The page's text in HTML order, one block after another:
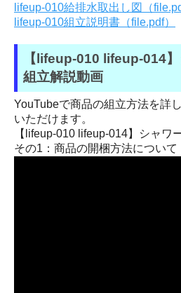
lifeup-010給排水取出し図（
lifeup-010組立説明書（file.pdf）
【lifeup-010 lifeup-014
組立解説動画
YouTubeで商品の組立方法を詳
いただけます。
【lifeup-010 lifeup-014】シャワ
その1：商品の開梱方法について